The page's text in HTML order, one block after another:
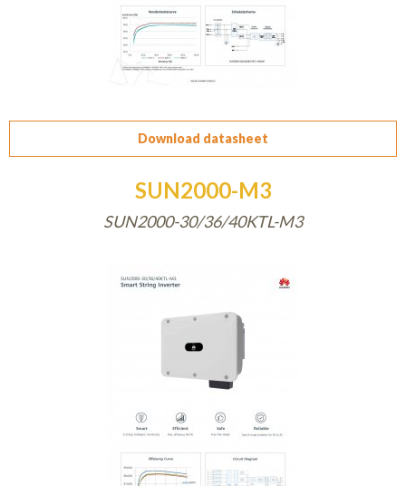
Download datasheet
SUN2000-M3
SUN2000-30/36/40KTL-M3